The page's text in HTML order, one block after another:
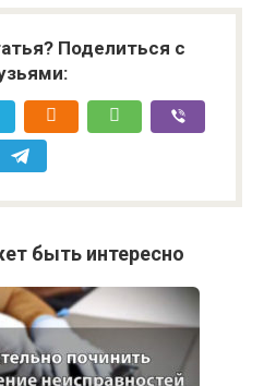
Поделиться с
быть интересно